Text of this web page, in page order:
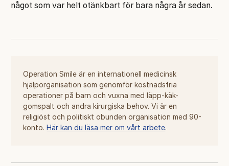
något som var helt otänkbart för bara några år sedan.
Operation Smile är en internationell medicinsk
hjälporganisation som genomför kostnadsfria
operationer på barn och vuxna med läpp-käk-
gomspalt och andra kirurgiska behov. Vi är en
religiöst och politiskt obunden organisation med 90-
konto. Här kan du läsa mer om vårt arbete.